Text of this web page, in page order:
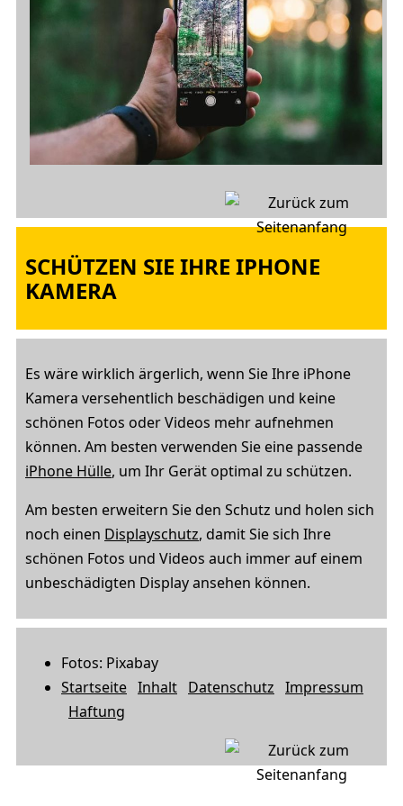
SCHÜTZEN SIE IHRE IPHONE
KAMERA
Es wäre wirklich ärgerlich, wenn Sie Ihre iPhone
Kamera versehentlich beschädigen und keine
schönen Fotos oder Videos mehr aufnehmen
können. Am besten verwenden Sie eine passende
iPhone Hülle, um Ihr Gerät optimal zu schützen.
Am besten erweitern Sie den Schutz und holen sich
noch einen Displayschutz, damit Sie sich Ihre
schönen Fotos und Videos auch immer auf einem
unbeschädigten Display ansehen können.
Fotos: Pixabay
Startseite Inhalt Datenschutz Impressum
Haftung